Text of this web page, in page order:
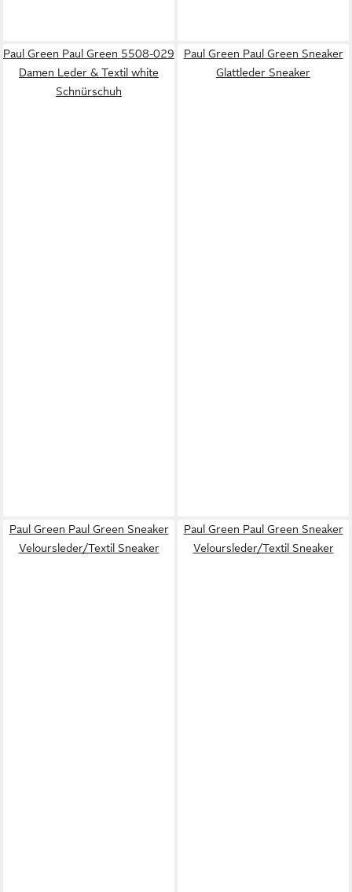
Paul Green Paul Green 5508-029
Damen Leder & Textil white
Schnürschuh
Paul Green Paul Green Sneaker
Glattleder Sneaker
Paul Green Paul Green Sneaker
Veloursleder/Textil Sneaker
Paul Green Paul Green Sneaker
Veloursleder/Textil Sneaker